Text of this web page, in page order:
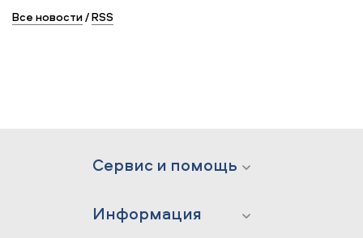
Все новости/RSS
Сервис и помощь
Информация